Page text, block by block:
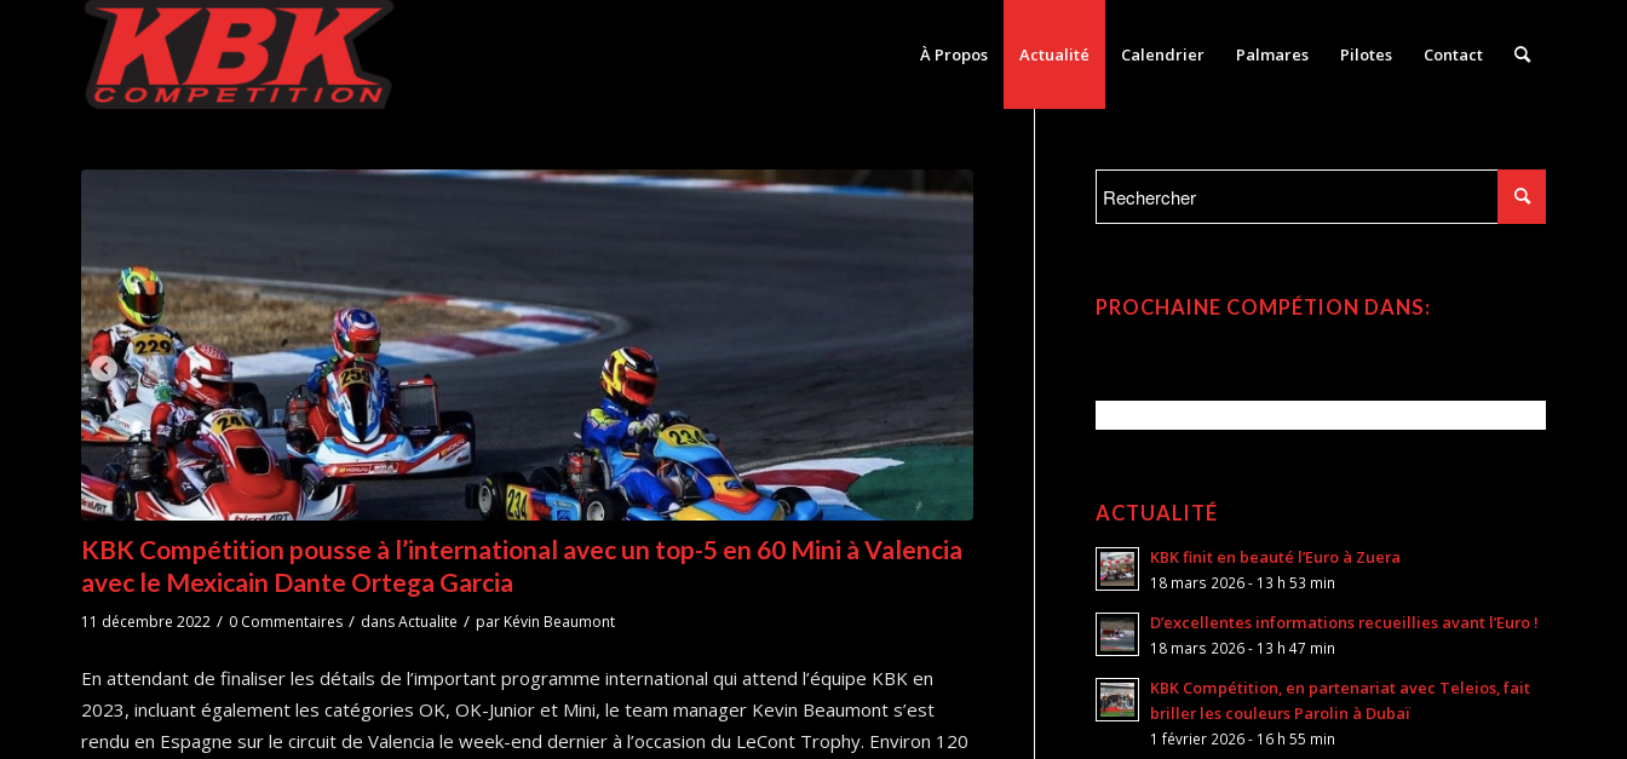
À Propos Actualité Calendrier Palmares Pilotes Contact
KBK Compétition pousse à l’international avec un top-5 en 60 Mini à Valencia
avec le Mexicain Dante Ortega Garcia
11 décembre 2022 / 0 Commentaires / dansActualite / parKévin Beaumont
En attendant de finaliser les détails de l’important programme international qui attend l’équipe KBK en
2023, incluant également les catégories OK, OK-Junior et Mini, le team manager Kevin Beaumont s’est
rendu en Espagne sur le circuit de Valencia le week-end dernier à l’occasion du LeCont Trophy. Environ 120
PROCHAINE COMPÉTION DANS:
ACTUALITÉ
KBK finit en beauté l’Euro à Zuera
18 mars 2026 - 13 h 53 min
D’excellentes informations recueillies avant l’Euro !
18 mars 2026 - 13 h 47 min
KBK Compétition, en partenariat avec Teleios, fait
briller les couleurs Parolin à Dubaï
1 février 2026 - 16 h 55 min